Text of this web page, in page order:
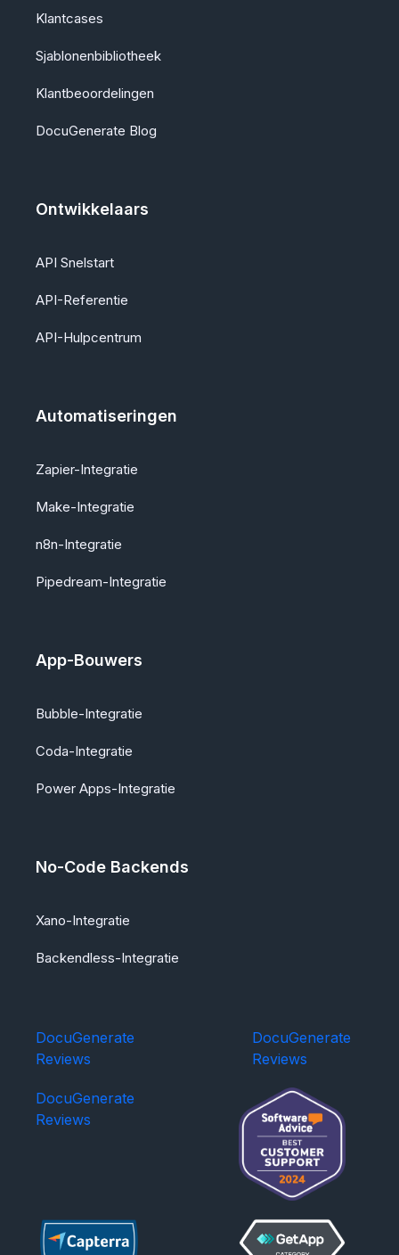
Klantcases
Sjablonenbibliotheek
Klantbeoordelingen
DocuGenerate Blog
Ontwikkelaars
API Snelstart
API-Referentie
API-Hulpcentrum
Automatiseringen
Zapier-Integratie
Make-Integratie
n8n-Integratie
Pipedream-Integratie
App-Bouwers
Bubble-Integratie
Coda-Integratie
Power Apps-Integratie
No-Code Backends
Xano-Integratie
Backendless-Integratie
DocuGenerate
Reviews
DocuGenerate
Reviews
DocuGenerate
Reviews